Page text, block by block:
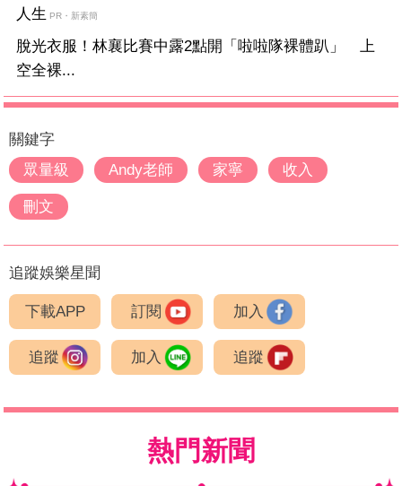
人生 PR・新素簡
脫光衣服！林襄比賽中露2點開「啦啦隊裸體趴」 上
空全裸...
關鍵字
眾量級
Andy老師 家寧 收入
刪文
追蹤娛樂星聞
下載APP 訂閱 加入
追蹤 加入 追蹤
熱門新聞